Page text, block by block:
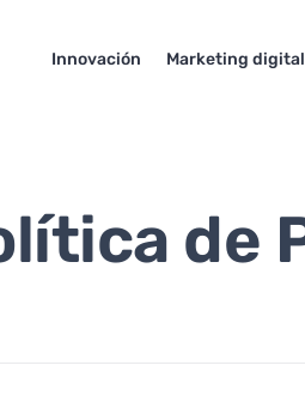
Innovación Marketing digital
de